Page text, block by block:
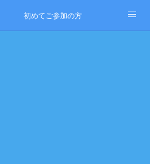
初めてご参加の方